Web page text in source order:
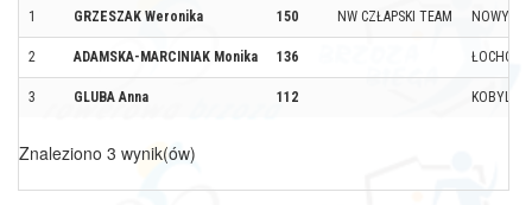
1 GRZESZAK Weronika 150 NW CZŁAPSKI TEAM NOWY
2 ADAMSKA-MARCINIAK Monika 136
3 GLUBA Anna 112
Znaleziono 3 wynik(ów)